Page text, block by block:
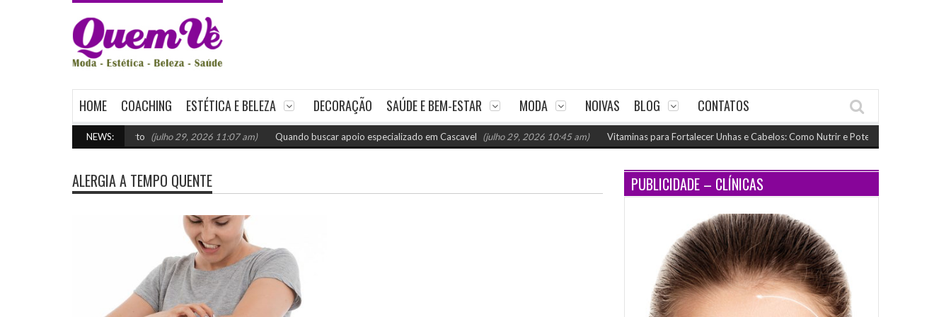
HOME COACHING ESTÉTICA E BELEZA DECORAÇÃO SAÚDE E BEM-ESTAR MODA NOIVAS BLOG CONTATOS
NEWS:
como escolher o certo (julho 29, 2026 11:07 am) Quando buscar apoio especializado em Cascavel (julho 29, 2026 10:45 am) Vitaminas para Fortalecer Unhas e Cabelos: Como Nutrir e Potencializar o Crescimento
ALERGIA A TEMPO QUENTE PUBLICIDADE – CLÍNICAS